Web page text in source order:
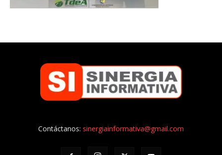
Contáctanos: sinergiainformativa@gmail.com